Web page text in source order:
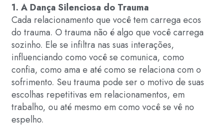
1. A Dança Silenciosa do Trauma
Cada relacionamento que você tem carrega ecos
do trauma. O trauma não é algo que você carrega
sozinho. Ele se infiltra nas suas interações,
influenciando como você se comunica, como
confia, como ama e até como se relaciona com o
sofrimento. Seu trauma pode ser o motivo de suas
escolhas repetitivas em relacionamentos, em
trabalho, ou até mesmo em como você se vê no
espelho.